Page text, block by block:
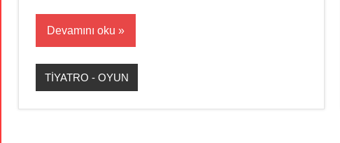
Devamını oku
TİYATRO - OYUN